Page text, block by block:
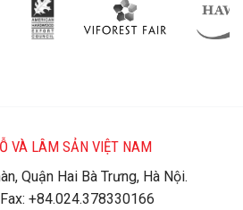
VÀ LÂM SẢN VIỆT NAM
Quận Hai Bà Trưng, Hà Nội.
+84.024.378330166